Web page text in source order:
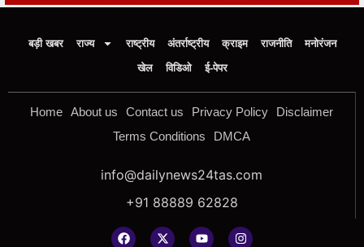
बड़ी खबर राज्य राष्ट्रीय अंतर्राष्ट्रीय क्राइम राजनीति
मनोरंजन
खेल
विडिओ ई-पेपर
Home About us Contact us Privacy Policy
Disclaimer
Terms Conditions
DMCA
info@dailynews24tas.com
+91 88889 62828